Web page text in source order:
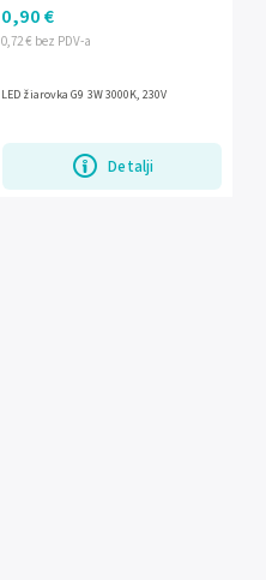
0,72 € bez PDV-a
0,90 €
Detalji
LED žiarovka G9 3W 3000K, 230V